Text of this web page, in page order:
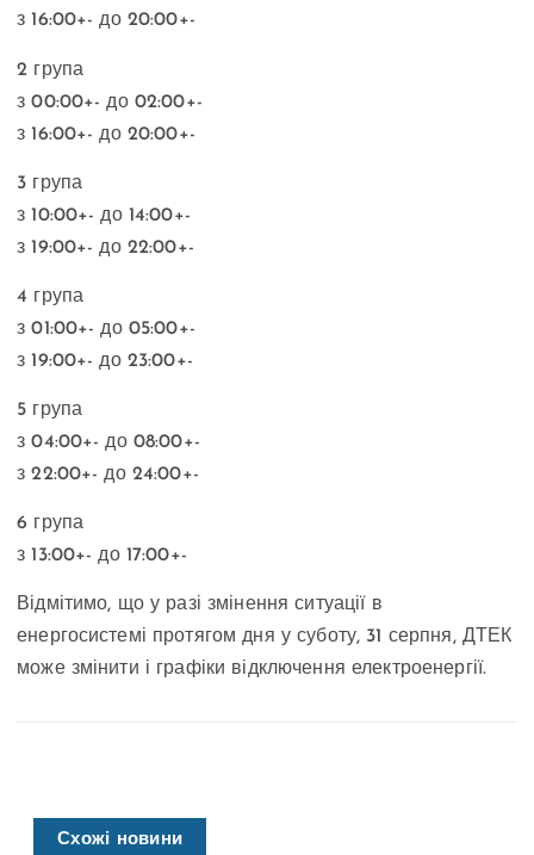
з 16:00+- до 20:00+-
2 група
з 00:00+- до 02:00+-
з 16:00+- до 20:00+-
3 група
з 10:00+- до 14:00+-
з 19:00+- до 22:00+-
4 група
з 01:00+- до 05:00+-
з 19:00+- до 23:00+-
5 група
з 04:00+- до 08:00+-
з 22:00+- до 24:00+-
6 група
з 13:00+- до 17:00+-
Відмітимо, що у разі змінення ситуації в
енергосистемі протягом дня у суботу, 31 серпня, ДТЕК
може змінити і графіки відключення електроенергії.
Схожі новини